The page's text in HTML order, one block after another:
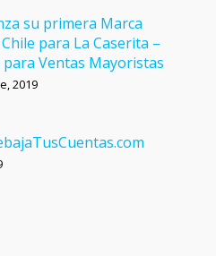
su primera Marca
para La Caserita –
Ventas Mayoristas
2019